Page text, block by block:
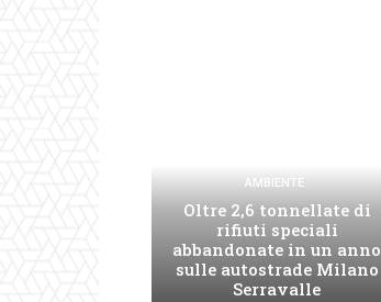
AMBIENTE
Oltre 2,6 tonnellate di
rifiuti speciali
abbandonate in un anno
sulle autostrade Milano
Serravalle